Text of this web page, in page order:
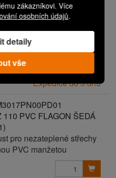
zákazníkovi. Více
osobních údajů.
detaily
vše
PVC FLAGON ŠEDÁ
pro nezateplené střechy
PVC manžetou
Expedice do 3 dnů
110 PVC FLAGON ŠEDÁ
pro nezateplené střechy
PVC manžetou